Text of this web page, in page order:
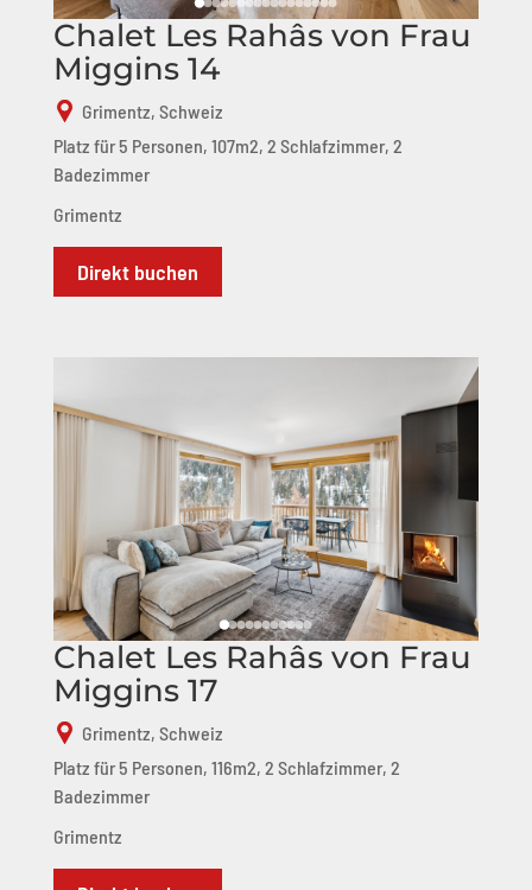
Chalet Les Rahâs von Frau
Miggins 14
Grimentz, Schweiz
Platz für 5 Personen, 107m2, 2 Schlafzimmer, 2
Badezimmer
Grimentz
Direkt buchen
Chalet Les Rahâs von Frau
Miggins 17
Grimentz, Schweiz
Platz für 5 Personen, 116m2, 2 Schlafzimmer, 2
Badezimmer
Grimentz